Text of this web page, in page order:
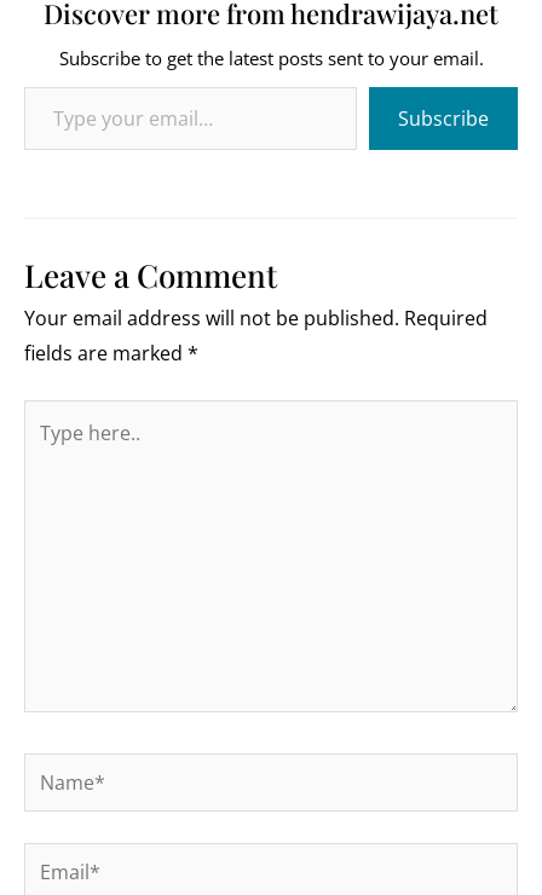
Discover more from hendrawijaya.net
Subscribe to get the latest posts sent to your email.
Type your email…
Subscribe
Leave a Comment
Your email address will not be published. Required
fields are marked *
here..
Name*
Email*